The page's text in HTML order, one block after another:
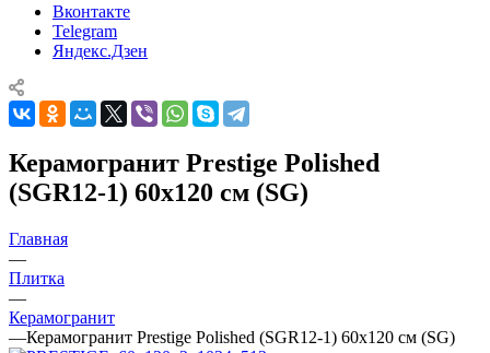
Вконтакте
Telegram
Яндекс.Дзен
Керамогранит Prestige Polished
(SGR12-1) 60x120 см (SG)
Главная
—
Плитка
—
Керамогранит
—Керамогранит Prestige Polished (SGR12-1) 60x120 см (SG)